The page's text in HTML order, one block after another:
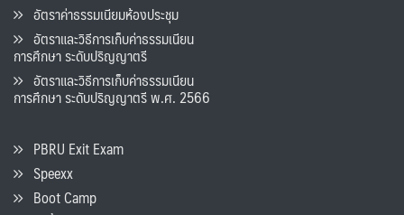
อัตราค่าธรรมเนียมห้องประชุม
อัตราและวิธีการเก็บค่าธรรมเนียน
การศึกษา ระดับปริญญาตรี
อัตราและวิธีการเก็บค่าธรรมเนียน
การศึกษา ระดับปริญญาตรี พ.ศ. 2566
PBRU Exit Exam
Speexx
Boot Camp